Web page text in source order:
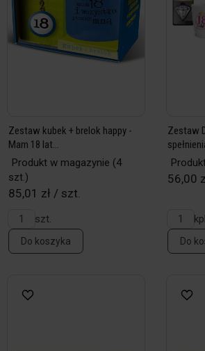
Zestaw kubek + brelok happy -
Mam 18 lat...
Produkt w magazynie (4
szt.)
85,01 zł / szt.
szt.
Do koszyka
Zestaw
56,00
kpl
Do